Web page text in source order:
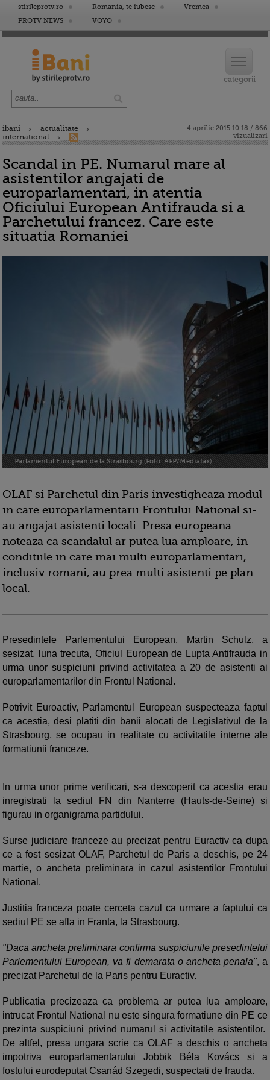
stirileprotv.ro Romania, te iubesc
Vremea
PROTV NEWS
VOYO
ibani
actualitate
international
4 aprilie 2015 10:18 / 866
vizualizari
Scandal in PE. Numarul mare al
asistentilor angajati de
europarlamentari, in atentia
Oficiului European Antifrauda si a
Parchetului francez. Care este
situatia Romaniei
Parlamentul European de la Strasbourg (Foto: AFP/Mediafax)
OLAF si Parchetul din Paris investigheaza modul
in care europarlamentarii Frontului National si-
au angajat asistenti locali. Presa europeana
noteaza ca scandalul ar putea lua amploare, in
conditiile in care mai multi europarlamentari,
inclusiv romani, au prea multi asistenti pe plan
local.
Presedintele Parlementului European, Martin Schulz, a
sesizat, luna trecuta, Oficiul European de Lupta Antifrauda in
urma unor suspiciuni privind activitatea a 20 de asistenti ai
europarlamentarilor din Frontul National.
Potrivit Euroactiv, Parlamentul European suspecteaza faptul
ca acestia, desi platiti din banii alocati de Legislativul de la
Strasbourg, se ocupau in realitate cu activitatile interne ale
formatiunii franceze.
In urma unor prime verificari, s-a descoperit ca acestia erau
inregistrati la sediul FN din Nanterre (Hauts-de-Seine) si
figurau in organigrama partidului.
Surse judiciare franceze au precizat pentru Euractiv ca dupa
ce a fost sesizat OLAF, Parchetul de Paris a deschis, pe 24
martie, o ancheta preliminara in cazul asistentilor Frontului
National.
Justitia franceza poate cerceta cazul ca urmare a faptului ca
sediul PE se afla in Franta, la Strasbourg.
"Daca ancheta preliminara confirma suspiciunile presedintelui
Parlementului European, va fi demarata o ancheta penala", a
precizat Parchetul de la Paris pentru Euractiv.
Publicatia precizeaza ca problema ar putea lua amploare,
intrucat Frontul National nu este singura formatiune din PE ce
prezinta suspiciuni privind numarul si activitatile asistentilor.
De altfel, presa ungara scrie ca OLAF a deschis o ancheta
impotriva europarlamentarului Jobbik Béla Kovács si a
fostului eurodeputat Csanád Szegedi, suspectati de frauda.